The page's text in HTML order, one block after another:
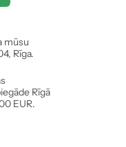
mūsu
Rīga.
Rīgā
EUR.